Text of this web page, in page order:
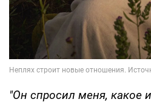
"Он спросил меня, какое